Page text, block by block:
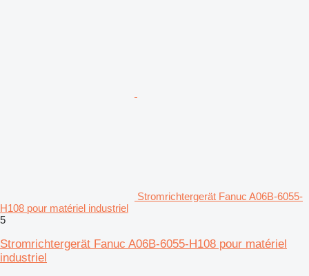
Stromrichtergerät Fanuc A06B-6055-
H108 pour matériel industriel
5
Stromrichtergerät Fanuc A06B-6055-H108 pour matériel
industriel